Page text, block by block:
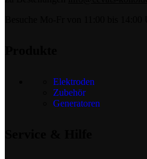
Elektroden
Zubehör
Generatoren